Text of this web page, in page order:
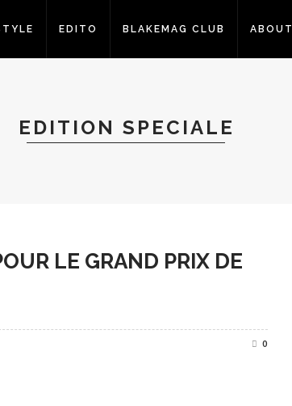
EDITO BLAKEMAG CLUB ABOUT
EDITION SPECIALE
LE GRAND PRIX DE
0